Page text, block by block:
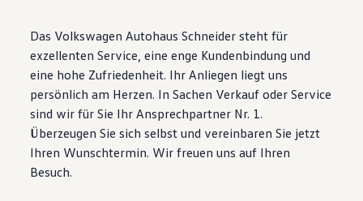
Wallbox und Ladekabel
Digitale Extras
Dienste für Ihr Modell finden
Volkswagen Apps, Login und Shop
Handy und Fahrzeug verbinden
Updates für Software, Karten und Radio
Über Ihr Auto
Vorgängermodelle
Kundeninformationen
Das Volkswagen Autohaus Schneider steht für
exzellenten Service, eine enge Kundenbindung und
eine hohe Zufriedenheit. Ihr Anliegen liegt uns
persönlich am Herzen. In Sachen Verkauf oder Service
sind wir für Sie Ihr Ansprechpartner Nr. 1.
Überzeugen Sie sich selbst und vereinbaren Sie jetzt
Ihren Wunschtermin. Wir freuen uns auf Ihren
Besuch.